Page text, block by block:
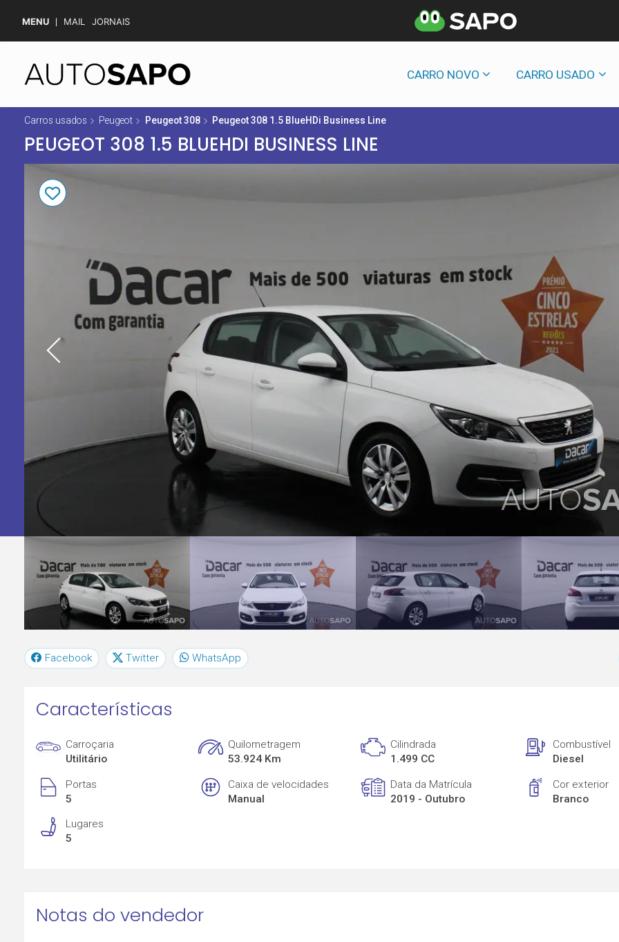
MENU MAIL JORNAIS
CARRO NOVO CARRO USADO
Carros usados Peugeot Peugeot 308 Peugeot 308 1.5 BlueHDi Business Line
PEUGEOT 308 1.5 BLUEHDI BUSINESS LINE
Facebook Twitter WhatsApp
Características
Carroçaria
Utilitário
Quilometragem
53.924 Km
Cilindrada
1.499 CC
Combustível
Diesel
Portas
5
Caixa de velocidades
Manual
Data da Matrícula
2019 - Outubro
Cor exterior
Branco
Lugares
5
Notas do vendedor